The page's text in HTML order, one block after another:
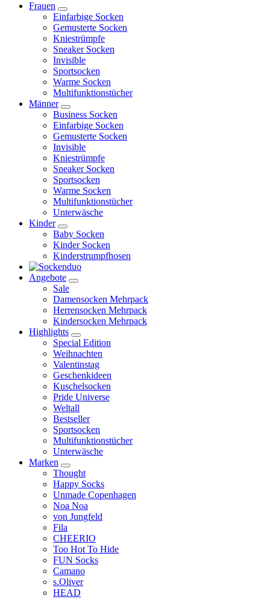
Frauen
Einfarbige Socken
Gemusterte Socken
Kniestrümpfe
Sneaker Socken
Invisible
Sportsocken
Warme Socken
Multifunktionstücher
Männer
Business Socken
Einfarbige Socken
Gemusterte Socken
Invisible
Kniestrümpfe
Sneaker Socken
Sportsocken
Warme Socken
Multifunktionstücher
Unterwäsche
Kinder
Baby Socken
Kinder Socken
Kinderstrumpfhosen
Angebote
Sale
Damensocken Mehrpack
Herrensocken Mehrpack
Kindersocken Mehrpack
Highlights
Special Edition
Weihnachten
Valentinstag
Geschenkideen
Kuschelsocken
Pride Universe
Weltall
Bestseller
Sportsocken
Multifunktionstücher
Unterwäsche
Marken
Thought
Happy Socks
Unmade Copenhagen
Noa Noa
von Jungfeld
Fila
CHEERIO
Too Hot To Hide
FUN Socks
Camano
s.Oliver
HEAD